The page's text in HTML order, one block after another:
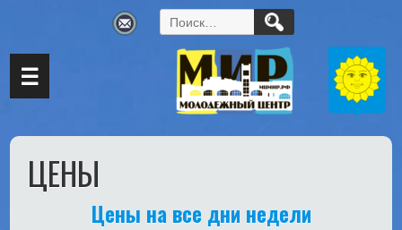
Найти:
☰
ЦЕНЫ
Цены на все дни недели